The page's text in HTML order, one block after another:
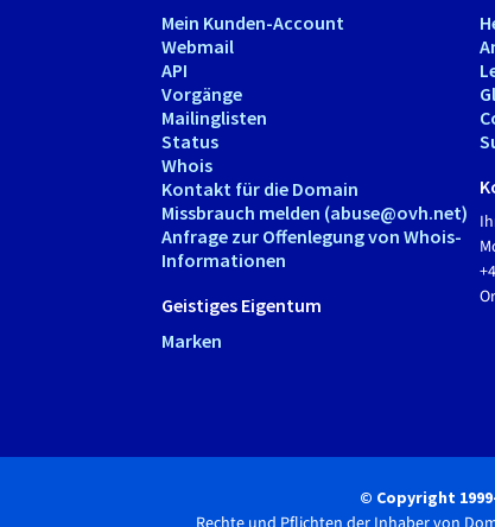
Mein Kunden-Account
Webmail
API
Vorgänge
Mailinglisten
Status
Whois
Kontakt für die Domain
Missbrauch melden (abuse@ovh.net)
Anfrage zur Offenlegung von Whois-
Informationen
Geistiges Eigentum
Marken
© Copyright 1999-